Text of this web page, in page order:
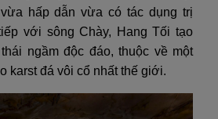
hấp dẫn vừa có tác dụng trị
với sông Chày, Hang Tối tạo
ngầm độc đáo, thuộc về một
karst đá vôi cổ nhất thế giới.